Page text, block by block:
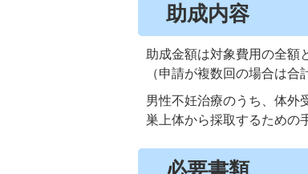
助成内容
助成金額は対象費用の全額
（申請が複数回の場合は
男性不妊治療のうち、体外
巣上体から採取するための